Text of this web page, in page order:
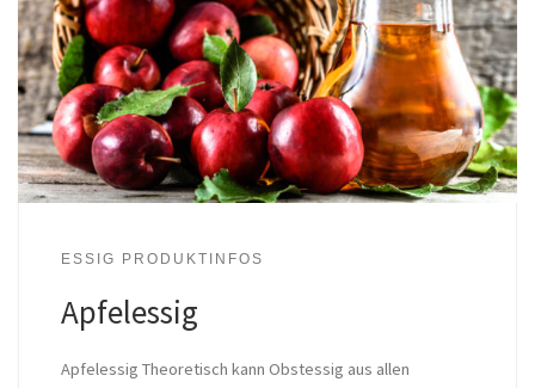
ESSIG PRODUKTINFOS
Apfelessig
Apfelessig Theoretisch kann Obstessig aus allen